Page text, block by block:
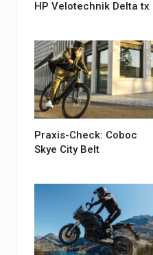
HP Velotechnik Delta tx
Praxis-Check: Coboc
Skye City Belt